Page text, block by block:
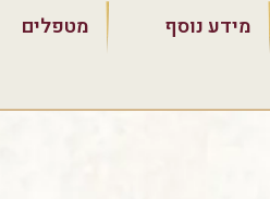
מידע נוסף
מטפלים